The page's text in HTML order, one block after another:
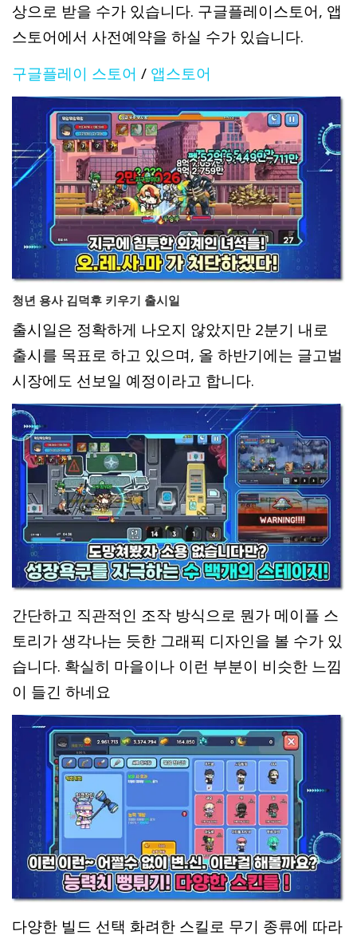
상으로 받을 수가 있습니다. 구글플레이스토어, 앱
스토어에서 사전예약을 하실 수가 있습니다.
구글플레이 스토어 / 앱스토어
청년 용사 김덕후 키우기 출시일
출시일은 정확하게 나오지 않았지만 2분기 내로
출시를 목표로 하고 있으며, 올 하반기에는 글고벌
시장에도 선보일 예정이라고 합니다.
간단하고 직관적인 조작 방식으로 뭔가 메이플 스
토리가 생각나는 듯한 그래픽 디자인을 볼 수가 있
습니다. 확실히 마을이나 이런 부분이 비슷한 느낌
이 들긴 하네요
다양한 빌드 선택 화려한 스킬로 무기 종류에 따라